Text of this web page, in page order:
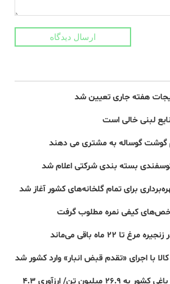
ارسال دیدگاه
هفته جاری تعیین شد
لبنی خالی است
گوشت گوساله به مشتری می دهند
بسته بندی شرکتی اعلام شد
برای تمام گلخانه‌های کشور آغاز شد
کیفی نمره مطلوب گرفت
22 ماه باقی می‌ماند
افزایش تولید محصولات باغی کشور به ۲۶.۹ میلیون تن/ ارزآوری ۴.۳